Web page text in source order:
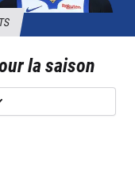
la saison